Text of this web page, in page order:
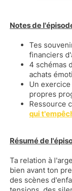
Notes de
Tes
financiers
4 schémas
achats
Un
propres
Ressource
qui
Résumé de
Ta relation à
bien avant ton
des scènes